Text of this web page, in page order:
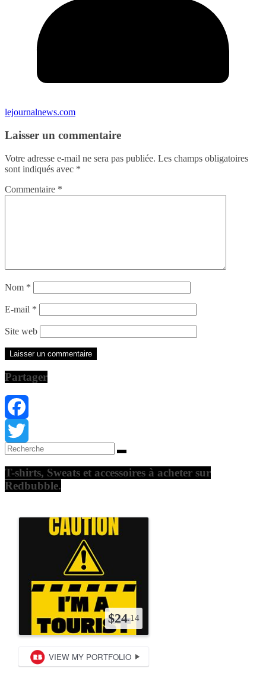
lejournalnews.com
Laisser un commentaire
Votre adresse e-mail ne sera pas publiée. Les champs obligatoires
sont indiqués avec *
Commentaire *
Nom *
E-mail *
Site web
Partager
Facebook
Twitter
T-shirts, Sweats et accessoires à acheter sur
Redbubble.